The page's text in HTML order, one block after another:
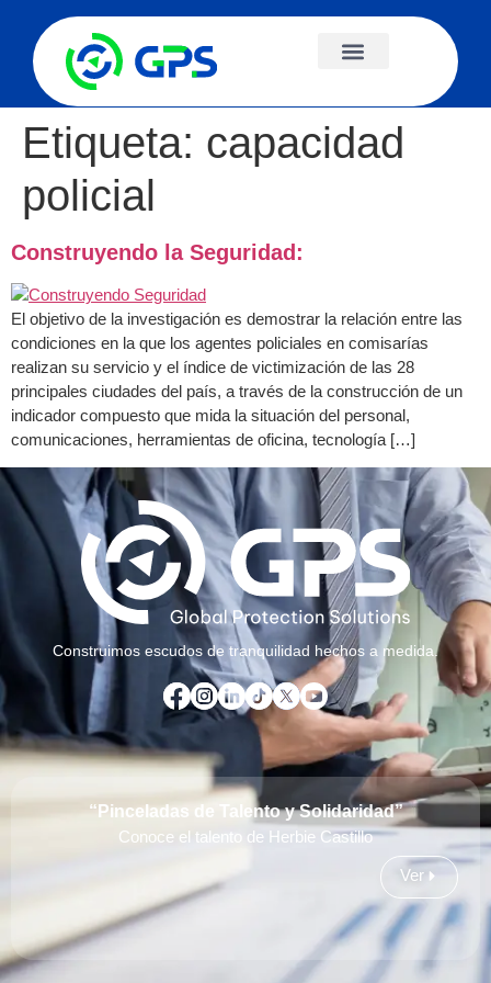
Etiqueta: capacidad
policial
Construyendo la Seguridad:
El objetivo de la investigación es demostrar la relación entre las
condiciones en la que los agentes policiales en comisarías
realizan su servicio y el índice de victimización de las 28
principales ciudades del país, a través de la construcción de un
indicador compuesto que mida la situación del personal,
comunicaciones, herramientas de oficina, tecnología […]
Construimos escudos de tranquilidad hechos a medida.
“Pinceladas de Talento y Solidaridad”
Conoce el talento de Herbie Castillo
Ver